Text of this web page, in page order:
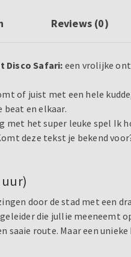
Reviews (0)
Disco Safari: een vrolijke
of juist met een hele
beat en elkaar.
met het super leuke spel Ik
deze tekst je bekend
uur)
door de stad met een
die jullie meeneemt
saaie route. Maar een